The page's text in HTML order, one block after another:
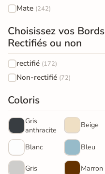
métal
Carrelage
moderne
Carrelage
effet
Terre
cuite &
tomette
Parement
mural
Mate (242)
Choisissez vos Bords
Rectifiés ou non
rectifié (172)
Non-rectifié (72)
Coloris
Gris
anthracite
Beige
Blanc Bleu
Gris Marron